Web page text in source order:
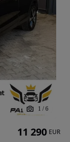
1 / 6
11 290 EUR